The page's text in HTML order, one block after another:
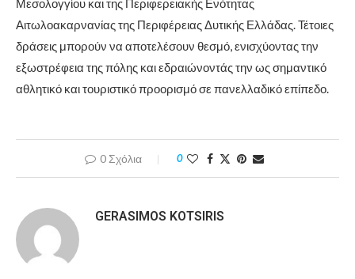
Μεσολογγίου και της Περιφερειακής Ενότητας
Αιτωλοακαρνανίας της Περιφέρειας Δυτικής Ελλάδας. Τέτοιες
δράσεις μπορούν να αποτελέσουν θεσμό, ενισχύοντας την
εξωστρέφεια της πόλης και εδραιώνοντάς την ως σημαντικό
αθλητικό και τουριστικό προορισμό σε πανελλαδικό επίπεδο.
0 Σχόλια 0
GERASIMOS KOTSIRIS